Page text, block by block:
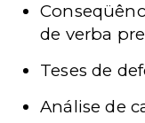
de verba
Teses de
Análise de